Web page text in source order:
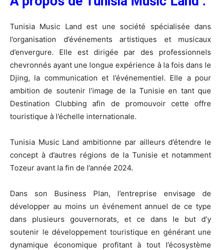
Tunisia Music Land est une société spécialisée dans
l’organisation d’événements artistiques et musicaux
d’envergure. Elle est dirigée par des professionnels
chevronnés ayant une longue expérience à la fois dans le
Djing, la communication et l’événementiel. Elle a pour
ambition de soutenir l’image de la Tunisie en tant que
Destination Clubbing afin de promouvoir cette offre
touristique à l’échelle internationale.
Tunisia Music Land ambitionne par ailleurs d’étendre le
concept à d’autres régions de la Tunisie et notamment
Tozeur avant la fin de l’année 2024.
Dans son Business Plan, l’entreprise envisage de
développer au moins un événement annuel de ce type
dans plusieurs gouvernorats, et ce dans le but d’y
soutenir le développement touristique en générant une
dynamique économique profitant à tout l’écosystème